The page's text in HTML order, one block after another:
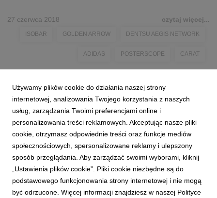
27 czerwca 2018 czytaj więcej...
ISOBAR GOLDEN ARROW DENTSU AEGIS NETWORK
ADIDAS POSTERSCOPE CARAT
Używamy plików cookie do działania naszej strony
internetowej, analizowania Twojego korzystania z naszych
usług, zarządzania Twoimi preferencjami online i
personalizowania treści reklamowych. Akceptując nasze pliki
cookie, otrzymasz odpowiednie treści oraz funkcje mediów
społecznościowych, spersonalizowane reklamy i ulepszony
sposób przeglądania. Aby zarządzać swoimi wyborami, kliknij
„Ustawienia plików cookie”. Pliki cookie niezbędne są do
podstawowego funkcjonowania strony internetowej i nie mogą
być odrzucone. Więcej informacji znajdziesz w naszej Polityce